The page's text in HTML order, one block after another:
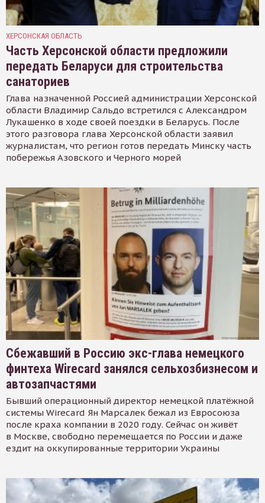
ХЕРСОНСКАЯ ОБЛАСТЬ
Часть Херсонской области предложили
передать Беларуси для строительства
санаториев
Глава назначенной Россией администрации Херсонской
области Владимир Сальдо встретился с Александром
Лукашенко в ходе своей поездки в Беларусь. После
этого разговора глава Херсонской области заявил
журналистам, что регион готов передать Минску часть
побережья Азовского и Черного морей
Сбежавший в Россию экс-глава немецкого
финтеха Wirecard занялся сельхозбизнесом и
автозапчастями
Бывший операционный директор немецкой платёжной
системы Wirecard Ян Марсалек бежал из Евросоюза
после краха компании в 2020 году. Сейчас он живёт
в Москве, свободно перемещается по России и даже
ездит на оккупированные территории Украины